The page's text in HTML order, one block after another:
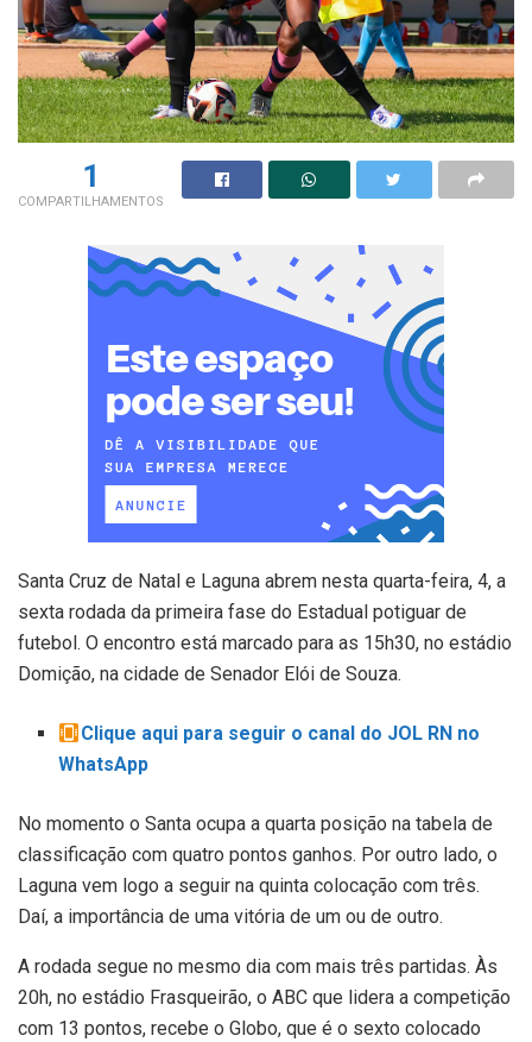
1
COMPARTILHAMENTOS
Santa Cruz de Natal e Laguna abrem nesta quarta-feira, 4, a
sexta rodada da primeira fase do Estadual potiguar de
futebol. O encontro está marcado para as 15h30, no estádio
Domição, na cidade de Senador Elói de Souza.
Clique aqui para seguir o canal do JOL RN no
WhatsApp
No momento o Santa ocupa a quarta posição na tabela de
classificação com quatro pontos ganhos. Por outro lado, o
Laguna vem logo a seguir na quinta colocação com três.
Daí, a importância de uma vitória de um ou de outro.
A rodada segue no mesmo dia com mais três partidas. Às
20h, no estádio Frasqueirão, o ABC que lidera a competição
com 13 pontos, recebe o Globo, que é o sexto colocado